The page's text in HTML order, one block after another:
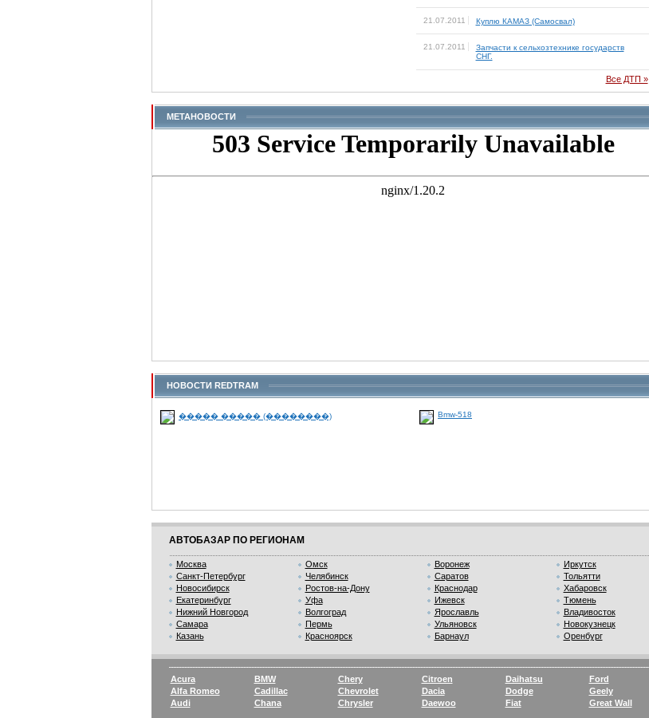
21.07.2011 Куплю КАМАЗ (Самосвал)
21.07.2011 Запчасти к сельхозтехнике государств
СНГ.
Все ДТП »
МЕТАНОВОСТИ
НОВОСТИ REDTRAM
АВТОБАЗАР ПО РЕГИОНАМ
Москва
Санкт-Петербург
Новосибирск
Екатеринбург
Нижний Новгород
Самара
Казань
Омск
Челябинск
Ростов-на-Дону
Уфа
Волгоград
Пермь
Красноярск
Воронеж
Саратов
Краснодар
Ижевск
Ярославль
Ульяновск
Барнаул
Иркутск
Тольятти
Хабаровск
Тюмень
Владивосток
Новокузнецк
Оренбург
Acura
Alfa Romeo
Audi
BMW
Cadillac
Chana
Chery
Chevrolet
Chrysler
Citroen
Dacia
Daewoo
Daihatsu
Dodge
Fiat
Ford
Geely
Great Wall